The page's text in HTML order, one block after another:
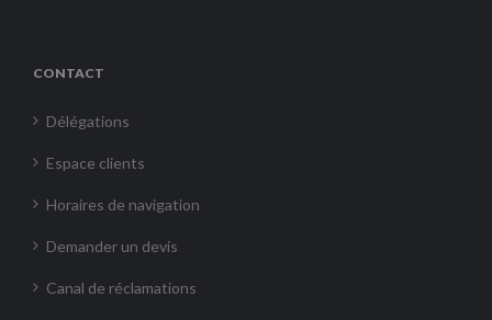
CONTACT
Délégations
Espace clients
Horaires de navigation
Demander un devis
Canal de réclamations